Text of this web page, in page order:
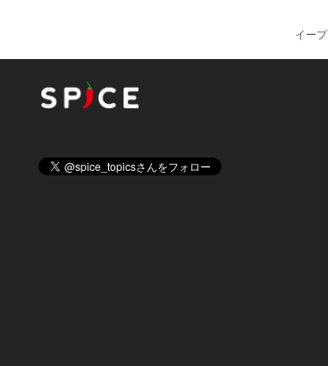
イー